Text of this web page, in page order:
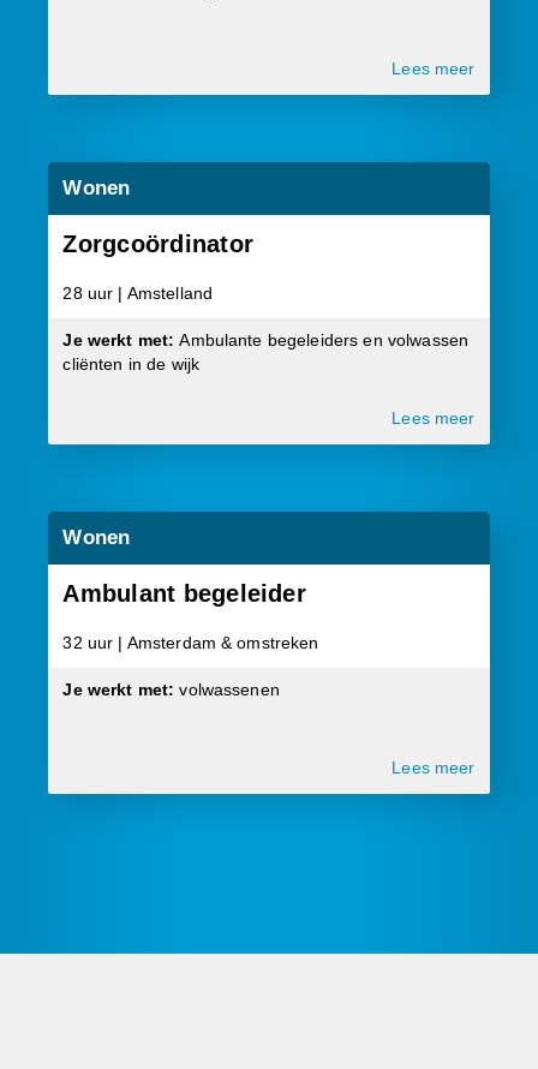
Lees meer
Wonen
Zorgcoördinator
28 uur | Amstelland
Je werkt met:Ambulante begeleiders en volwassen
cliënten in de wijk
Lees meer
Wonen
Ambulant begeleider
32 uur | Amsterdam & omstreken
Je werkt met:volwassenen
Lees meer